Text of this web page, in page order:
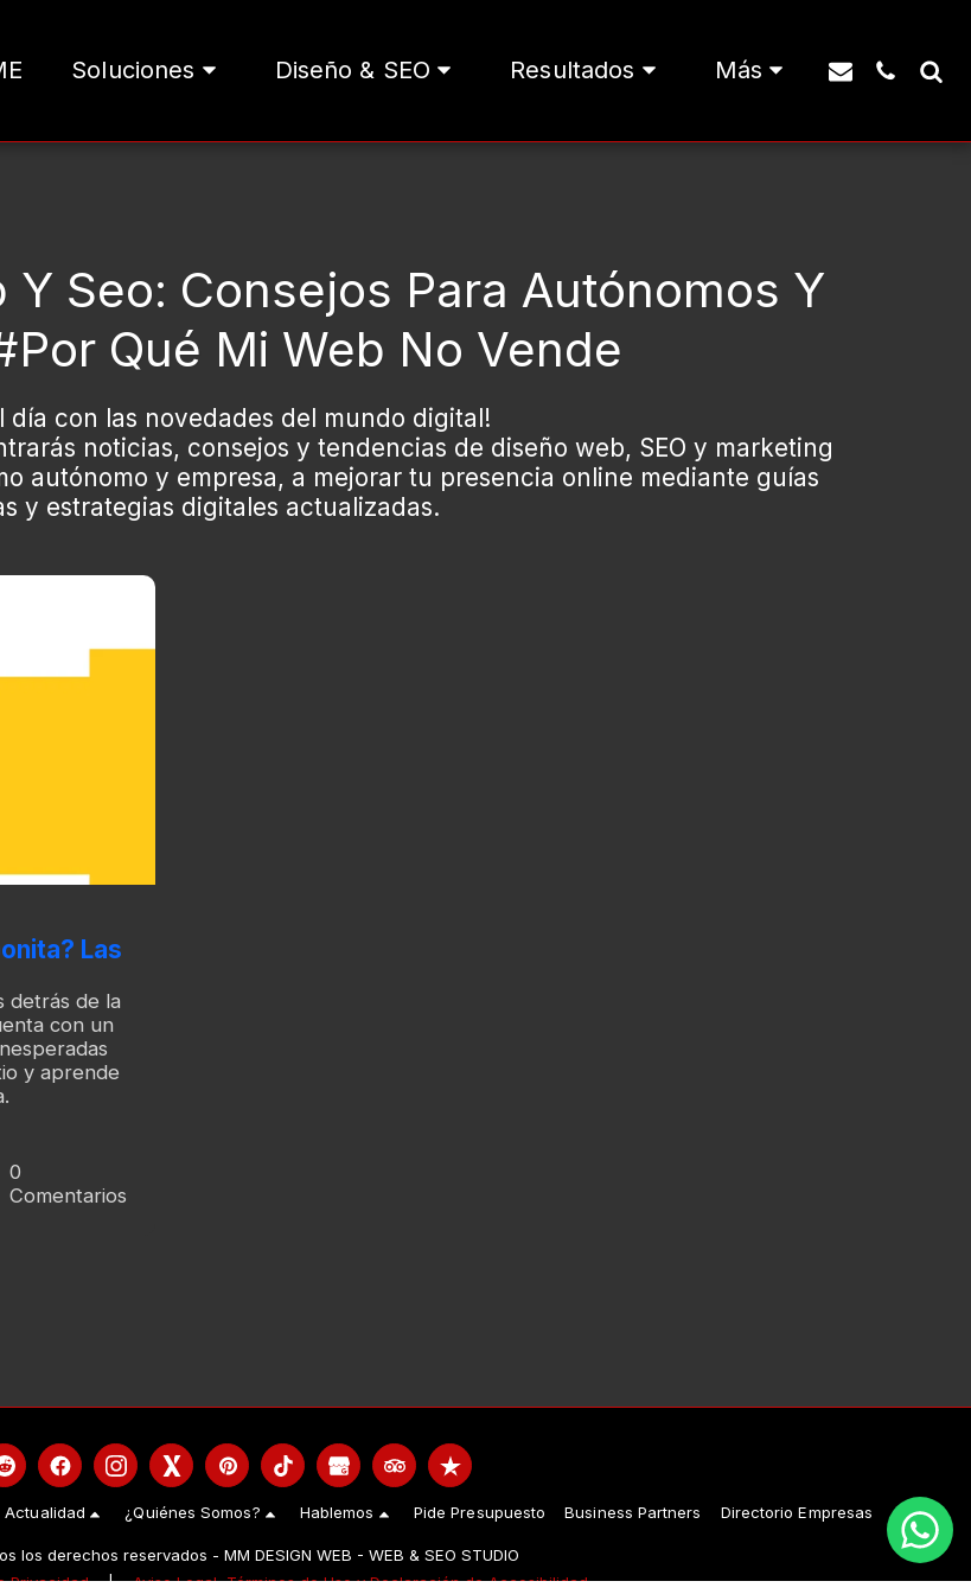
Soluciones Diseño & SEO Resultados Más
Y Seo: Consejos Para Autónomos Y
Qué Mi Web No Vende
día con las novedades del mundo digital!
noticias, consejos y tendencias de diseño web, SEO y marketing
autónomo y empresa, a mejorar tu presencia online mediante guías
y estrategias digitales actualizadas.
Las
detrás de la
con un
y aprende
0
Comentarios
Actualidad ¿Quiénes Somos? Hablemos Pide Presupuesto Business Partners Directorio Empresas
los derechos reservados - MM DESIGN WEB - WEB & SEO STUDIO
Privacidad|Aviso Legal, Términos de Uso y Declaración de Accesibilidad